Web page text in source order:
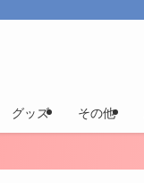
グッズ その他